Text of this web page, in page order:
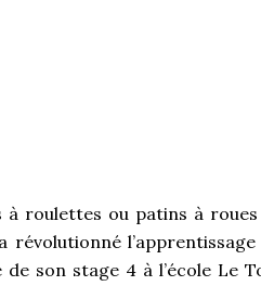
roulettes ou patins à
révolutionné
son stage 4 à l’école Le